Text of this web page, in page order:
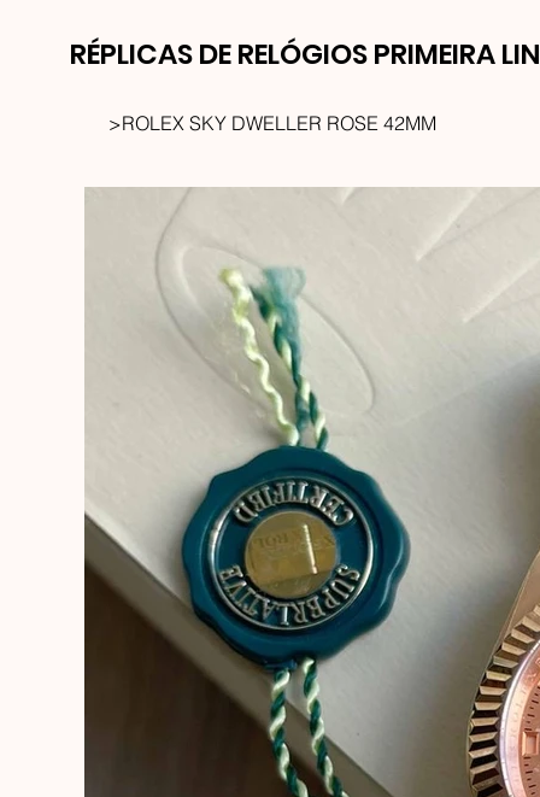
RÉPLICAS DE RELÓGIOS PRIMEIRA
>ROLEX SKY DWELLER ROSE 42MM